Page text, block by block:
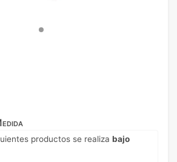
productos se realiza bajo